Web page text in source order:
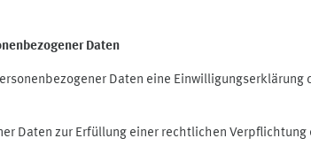
Daten
Daten eine
Daten zur Erfüllung einer rechtlichen